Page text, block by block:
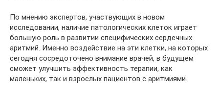
По мнению экспертов, участвующих в новом
исследовании, наличие патологических клеток играет
большую роль в развитии специфических сердечных
аритмий. Именно воздействие на эти клетки, на которых
сегодня сосредоточено внимание врачей, в будущем
сможет улучшить эффективность терапии, как
маленьких, так и взрослых пациентов с аритмиями.